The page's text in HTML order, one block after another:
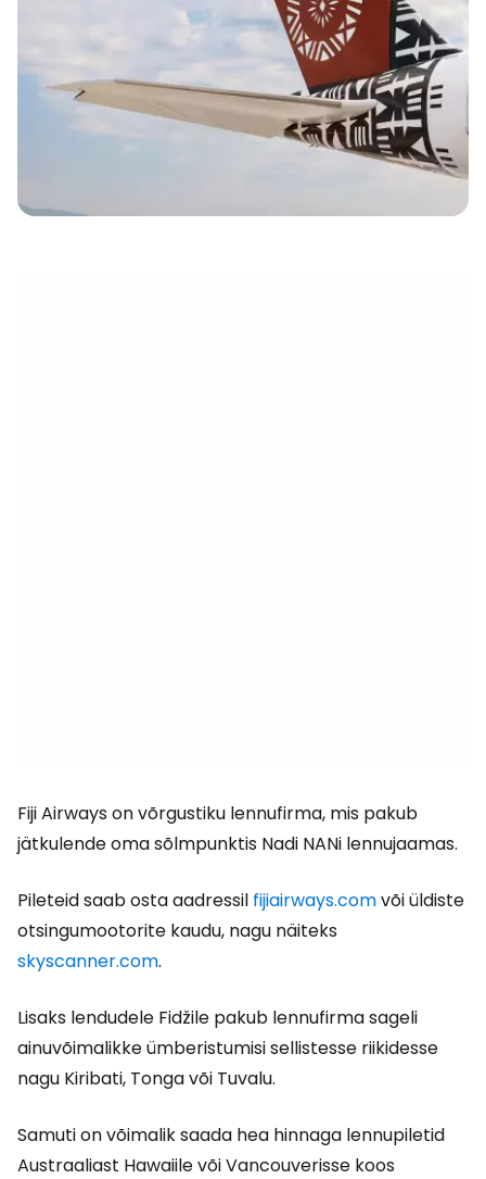
Fiji Airways on võrgustiku lennufirma, mis pakub
jätkulende oma sõlmpunktis Nadi NANi lennujaamas.
Pileteid saab osta aadressil fijiairways.comvõi üldiste
otsingumootorite kaudu, nagu näiteks
skyscanner.com.
Lisaks lendudele Fidžile pakub lennufirma sageli
ainuvõimalikke ümberistumisi sellistesse riikidesse
nagu Kiribati, Tonga või Tuvalu.
Samuti on võimalik saada hea hinnaga lennupiletid
Austraaliast Hawaiile või Vancouverisse koos